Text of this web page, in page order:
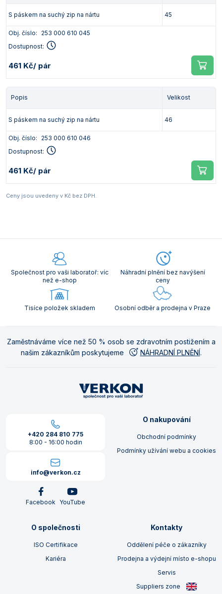
S páskem na suchý zip na nártu 45
Obj. číslo:
253 000 610 045
Dostupnost:
461 Kč/ pár
Popis Velikost
S páskem na suchý zip na nártu 46
Obj. číslo:
253 000 610 046
Dostupnost:
461 Kč/ pár
Ceny jsou uvedeny v Kč bez DPH.
Společnost pro vaši laboratoř: víc
než e-shop
Náhradní plnění bez navýšení
ceny
Tisíce položek skladem Osobní odběr a prodejna v Praze
Zaměstnáváme více než 50 % osob se zdravotním postižením a
našim zákazníkům poskytujeme
NÁHRADNÍ PLNĚNÍ.
+420 284 810 775
8:00 - 16:00 hodin
info@verkon.cz
Facebook YouTube
O nakupování
Obchodní podmínky
Podmínky užívání webu a cookies
O společnosti
ISO Certifikace
Kariéra
Kontakty
Oddělení péče o zákazníky
Prodejna a výdejní místo e-shopu
Servis
Suppliers zone